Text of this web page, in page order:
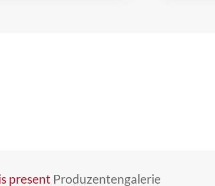
present Produzentengalerie